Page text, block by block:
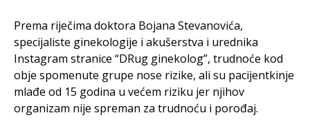
Prema riječima doktora Bojana Stevanovića,
specijaliste ginekologije i akušerstva i urednika
Instagram stranice “DRug ginekolog”, trudnoće kod
obje spomenute grupe nose rizike, ali su pacijentkinje
mlađe od 15 godina u većem riziku jer njihov
organizam nije spreman za trudnoću i porođaj.